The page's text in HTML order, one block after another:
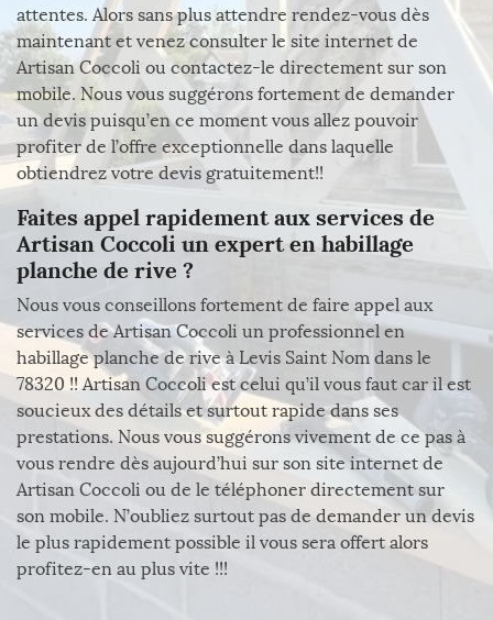
attentes. Alors sans plus attendre rendez-vous dès
maintenant et venez consulter le site internet de
Artisan Coccoli ou contactez-le directement sur son
mobile. Nous vous suggérons fortement de demander
un devis puisqu’en ce moment vous allez pouvoir
profiter de l’offre exceptionnelle dans laquelle
obtiendrez votre devis gratuitement!!
Faites appel rapidement aux services de
Artisan Coccoli un expert en habillage
planche de rive ?
Nous vous conseillons fortement de faire appel aux
services de Artisan Coccoli un professionnel en
habillage planche de rive à Levis Saint Nom dans le
78320 !! Artisan Coccoli est celui qu’il vous faut car il est
soucieux des détails et surtout rapide dans ses
prestations. Nous vous suggérons vivement de ce pas à
vous rendre dès aujourd’hui sur son site internet de
Artisan Coccoli ou de le téléphoner directement sur
son mobile. N’oubliez surtout pas de demander un devis
le plus rapidement possible il vous sera offert alors
profitez-en au plus vite !!!